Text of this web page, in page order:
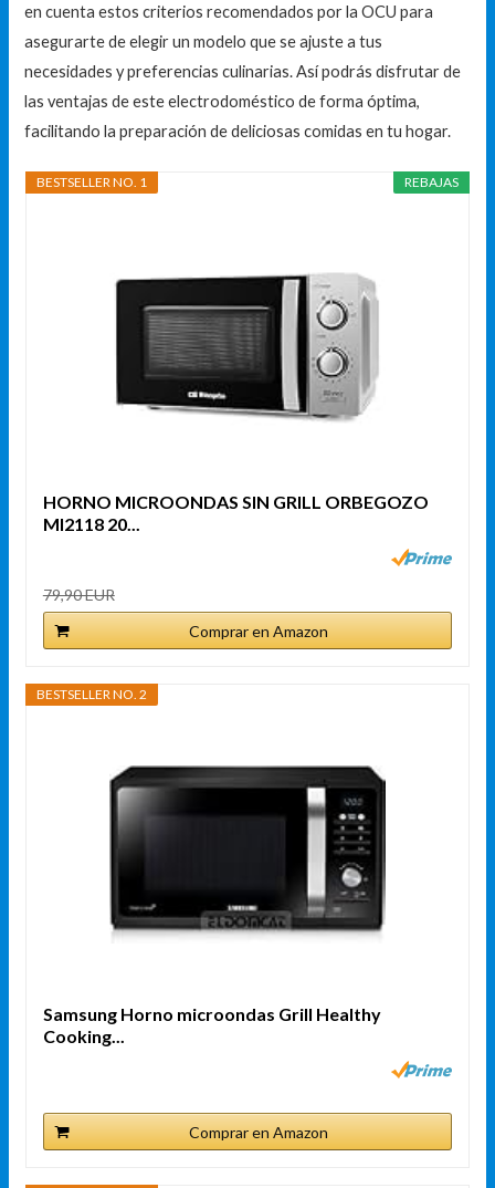
en cuenta estos criterios recomendados por la OCU para
asegurarte de elegir un modelo que se ajuste a tus
necesidades y preferencias culinarias. Así podrás disfrutar de
las ventajas de este electrodoméstico de forma óptima,
facilitando la preparación de deliciosas comidas en tu hogar.
REBAJAS
BESTSELLER NO. 1
HORNO MICROONDAS SIN GRILL ORBEGOZO
MI2118 20...
79,90 EUR
Comprar en Amazon
BESTSELLER NO. 2
Samsung Horno microondas Grill Healthy
Cooking...
Comprar en Amazon